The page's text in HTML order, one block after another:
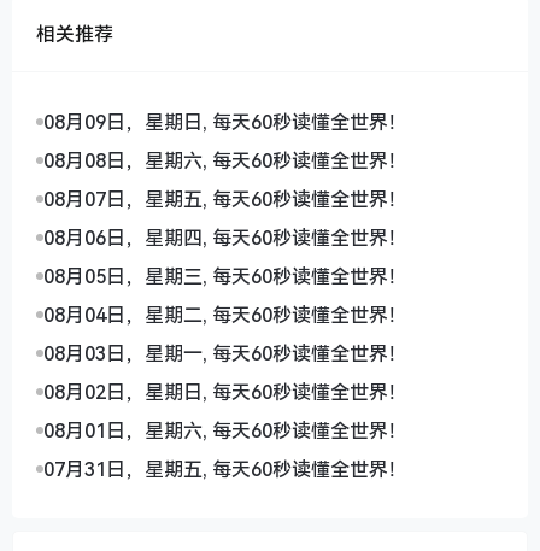
相关推荐
08月09日，星期日, 每天60秒读懂全世界！
08月08日，星期六, 每天60秒读懂全世界！
08月07日，星期五, 每天60秒读懂全世界！
08月06日，星期四, 每天60秒读懂全世界！
08月05日，星期三, 每天60秒读懂全世界！
08月04日，星期二, 每天60秒读懂全世界！
08月03日，星期一, 每天60秒读懂全世界！
08月02日，星期日, 每天60秒读懂全世界！
08月01日，星期六, 每天60秒读懂全世界！
07月31日，星期五, 每天60秒读懂全世界！